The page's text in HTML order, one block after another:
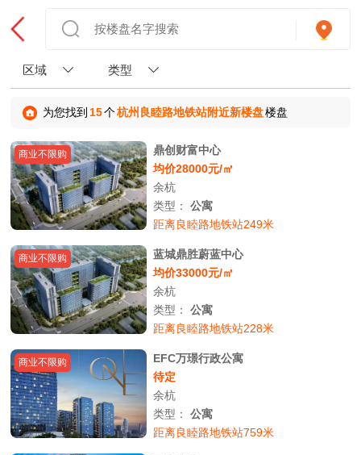
区域 类型
为您找到 15个杭州良睦路地铁站附近新楼盘楼盘
商业不限购
鼎创财富中心
均价28000元/㎡
余杭
类型：公寓
距离良睦路地铁站249米
商业不限购
蓝城鼎胜蔚蓝中心
均价33000元/㎡
余杭
类型：公寓
距离良睦路地铁站228米
商业不限购
EFC万璟行政公寓
待定
余杭
类型：公寓
距离良睦路地铁站759米